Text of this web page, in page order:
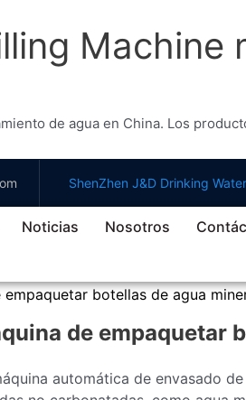
Machine
de agua en China. Los
ShenZhen J&D Drinking
Noticias Nosotros
empaquetar botellas de agua
de empaquetar
automática de envasado